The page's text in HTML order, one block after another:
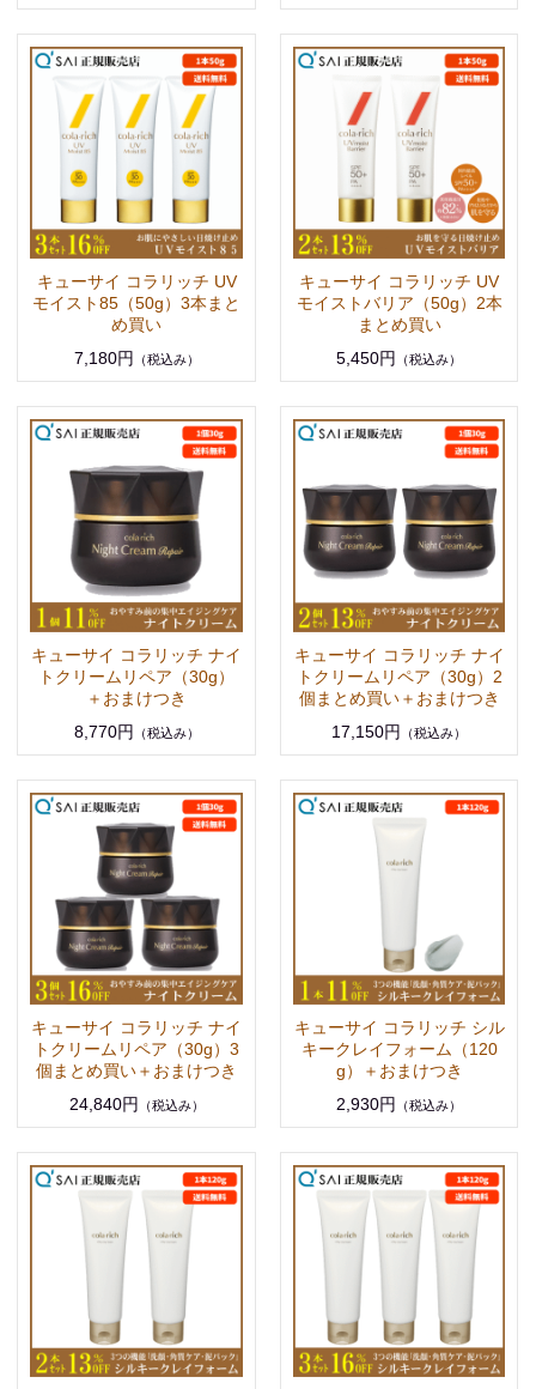
キューサイ コラリッチ UV
モイスト85（50g）3本まと
め買い
7,180円
（税込み）
キューサイ コラリッチ UV
モイストバリア（50g）2本
まとめ買い
5,450円
（税込み）
キューサイ コラリッチ ナイ
トクリームリペア（30g）
＋おまけつき
8,770円 （税込み）
キューサイ コラリッチ ナイ
トクリームリペア（30g）2
個まとめ買い＋おまけつき
17,150円 （税込み）
キューサイ コラリッチ ナイ
トクリームリペア（30g）3
個まとめ買い＋おまけつき
24,840円
（税込み）
キューサイ コラリッチ シル
キークレイフォーム（120
g）＋おまけつき
2,930円
（税込み）